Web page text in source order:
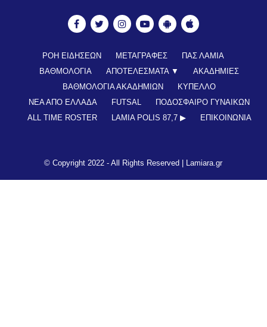
ΡΟΗ ΕΙΔΗΣΕΩΝ ΜΕΤΑΓΡΑΦΕΣ
ΠΑΣ ΛΑΜΙΑ
ΒΑΘΜΟΛΟΓΙΑ
ΑΠΟΤΕΛΕΣΜΑΤΑ ▼
ΑΚΑΔΗΜΙΕΣ
ΒΑΘΜΟΛΟΓΙΑ ΑΚΑΔΗΜΙΩΝ
ΚΥΠΕΛΛΟ
ΝΕΑ ΑΠΟ ΕΛΛΑΔΑ
FUTSAL
ΠΟΔΟΣΦΑΙΡΟ ΓΥΝΑΙΚΩΝ
ALL TIME ROSTER
LAMIA POLIS 87,7 ▶︎ ΕΠΙΚΟΙΝΩΝΊΑ
© Copyright 2022 - All Rights Reserved | Lamiara.gr